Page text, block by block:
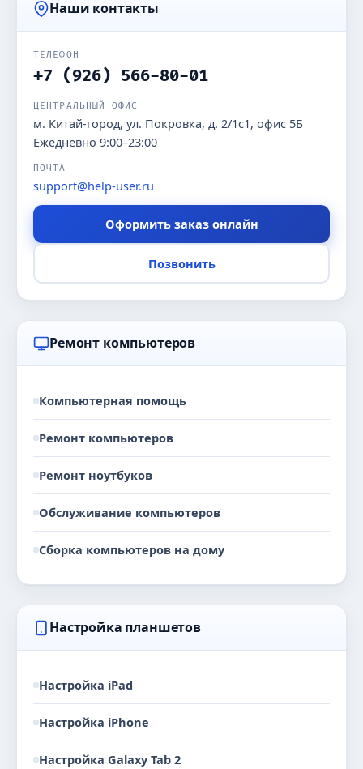
Наши контакты
ТЕЛЕФОН
+7 (926) 566-80-01
ЦЕНТРАЛЬНЫЙ ОФИС
м. Китай-город, ул. Покровка, д. 2/1с1, офис 5Б
Ежедневно 9:00–23:00
ПОЧТА
support@help-user.ru
Оформить заказ онлайн
Позвонить
Ремонт компьютеров
Компьютерная помощь
Ремонт компьютеров
Ремонт ноутбуков
Обслуживание компьютеров
Сборка компьютеров на дому
Настройка планшетов
Настройка iPad
Настройка iPhone
Настройка Galaxy Tab 2